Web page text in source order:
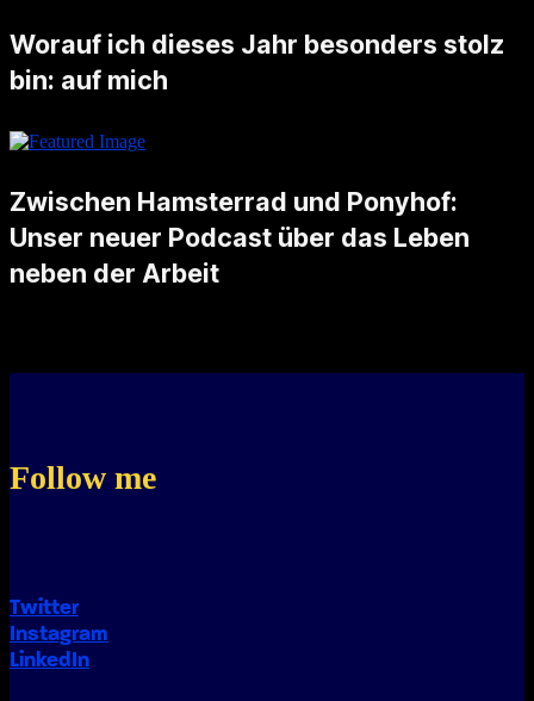
Worauf ich dieses Jahr besonders stolz
bin: auf mich
Dieses Jahr habe ich gelernt, für meine Bedürfnisse einzustehen und schwierige Entscheidungen zu treffen. Ich bin stolz darauf, dass ich eine faire Lösung in meiner Trennung gefunden habe, die mir Klarheit und einen neuen …
Zwischen Hamsterrad und Ponyhof:
Unser neuer Podcast über das Leben
neben der Arbeit
Follow me
Twitter
Instagram
LinkedIn